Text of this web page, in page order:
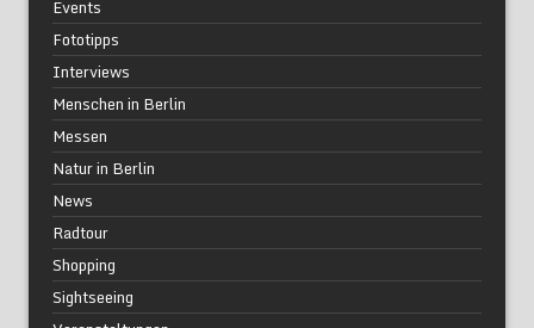
Events
Fototipps
Interviews
Menschen in Berlin
Messen
Natur in Berlin
News
Radtour
Shopping
Sightseeing